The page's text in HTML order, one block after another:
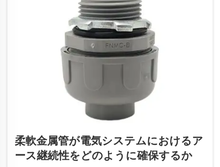
柔軟金属管が電気システムにおけるア
ース継続性をどのように確保するか